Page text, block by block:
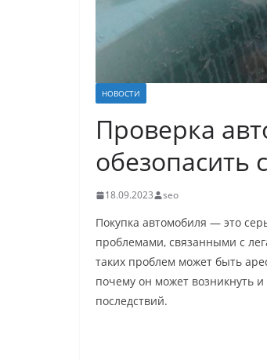
НОВОСТИ
Проверка
обезопасить
18.09.2023 seo
Покупка автомобиля — это
проблемами, связанными с
таких проблем может быть
почему он может возникнуть
последствий.